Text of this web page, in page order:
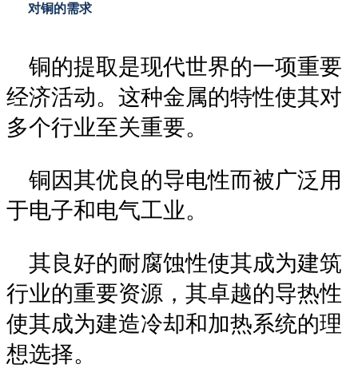
对铜的需求
铜的提取是现代世界的一项重要
经济活动。这种金属的特性使其对
多个行业至关重要。
铜因其优良的导电性而被广泛用
于电子和电气工业。
其良好的耐腐蚀性使其成为建筑
行业的重要资源，其卓越的导热性
使其成为建造冷却和加热系统的理
想选择。